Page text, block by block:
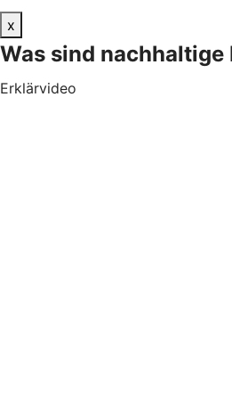
x
Was sind nachhaltige
Erklärvideo